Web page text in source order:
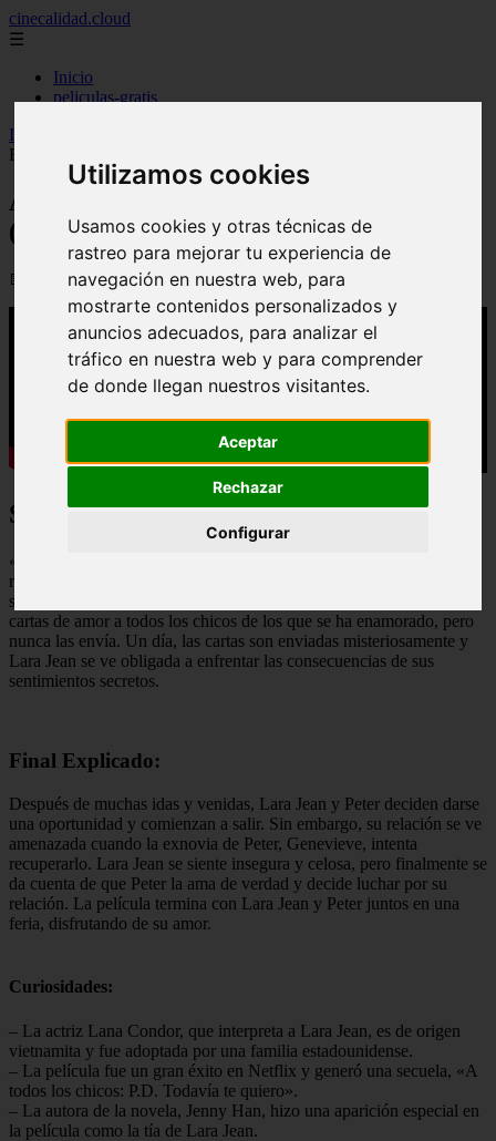
Utilizamos cookies
Usamos cookies y otras técnicas de
rastreo para mejorar tu experiencia de
navegación en nuestra web, para
mostrarte contenidos personalizados y
anuncios adecuados, para analizar el
tráfico en nuestra web y para comprender
de donde llegan nuestros visitantes.
Aceptar
Rechazar
Configurar
cinecalidad.cloud
☰
Inicio
peliculas-gratis
Inicio
Final Explicado
A todos los chicos de los que me enamoré
(2026) - Final Explicado
📅 07/09/2025
Sinopsis:
«A todos los chicos de los que me enamoré» es una película
romántica basada en la novela homónima de Jenny Han. La historia
sigue a Lara Jean, una adolescente tímida y soñadora que escribe
cartas de amor a todos los chicos de los que se ha enamorado, pero
nunca las envía. Un día, las cartas son enviadas misteriosamente y
Lara Jean se ve obligada a enfrentar las consecuencias de sus
sentimientos secretos.
Final Explicado:
Después de muchas idas y venidas, Lara Jean y Peter deciden darse
una oportunidad y comienzan a salir. Sin embargo, su relación se ve
amenazada cuando la exnovia de Peter, Genevieve, intenta
recuperarlo. Lara Jean se siente insegura y celosa, pero finalmente se
da cuenta de que Peter la ama de verdad y decide luchar por su
relación. La película termina con Lara Jean y Peter juntos en una
feria, disfrutando de su amor.
Curiosidades:
– La actriz Lana Condor, que interpreta a Lara Jean, es de origen
vietnamita y fue adoptada por una familia estadounidense.
– La película fue un gran éxito en Netflix y generó una secuela, «A
todos los chicos: P.D. Todavía te quiero».
– La autora de la novela, Jenny Han, hizo una aparición especial en
la película como la tía de Lara Jean.